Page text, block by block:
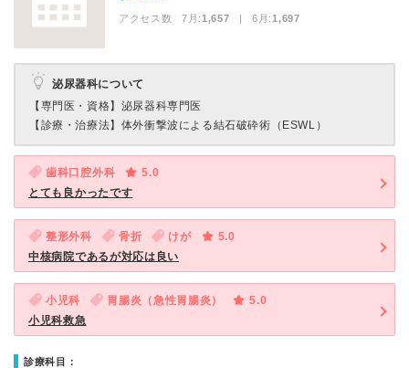
アクセス数 7月:1,657 | 6月:1,697
泌尿器科について
【専門医・資格】 泌尿器科専門医
【診療・治療法】 体外衝撃波による結石破砕術（ESWL）
歯科口腔外科
5.0
とても良かったです
整形外科 骨折 けが
5.0
中核病院であるが対応は良い
小児科 胃腸炎（急性胃腸炎）
5.0
小児科救急
診療科目：